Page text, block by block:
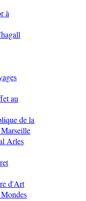
à
au
de la
Arles
d'Art